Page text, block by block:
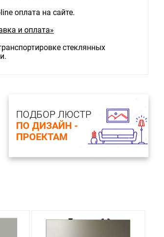
оплата на сайте.
и оплата»
стеклянных
ПОДБОР ЛЮСТР
ПО ДИЗАЙН -
ПРОЕКТАМ